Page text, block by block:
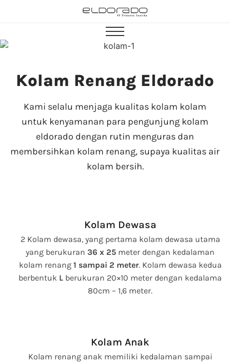
Kolam Renang Eldorado
Kami selalu menjaga kualitas kolam kolam
untuk kenyamanan para pengunjung kolam
eldorado dengan rutin menguras dan
membersihkan kolam renang, supaya kualitas air
kolam bersih.
Kolam Dewasa
2 Kolam dewasa, yang pertama kolam dewasa utama
yang berukuran 36 x 25 meter dengan kedalaman
kolam renang 1 sampai 2 meter. Kolam dewasa kedua
berbentuk L berukuran 20×10 meter dengan kedalama
80cm – 1,6 meter.
Kolam Anak
Kolam renang anak memiliki kedalaman sampai